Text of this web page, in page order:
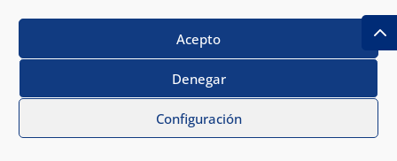
Acepto
Denegar
Configuración
¡Cuéntanoslo aquí!
